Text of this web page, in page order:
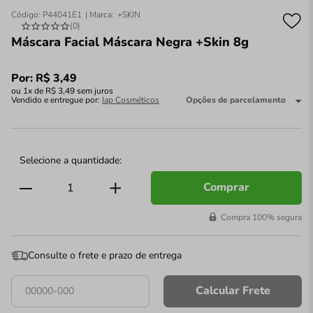
Código: P44041E1
+SKIN
(0)
Máscara Facial Máscara Negra +Skin 8g
Por: R$3,49
ou 1x de R$3,49sem juros
Vendido e entregue por: Iap Cosméticos Opções de parcelamento
Comprar
Compra 100% segura
Consulte o frete e prazo de entrega
Calcular Frete